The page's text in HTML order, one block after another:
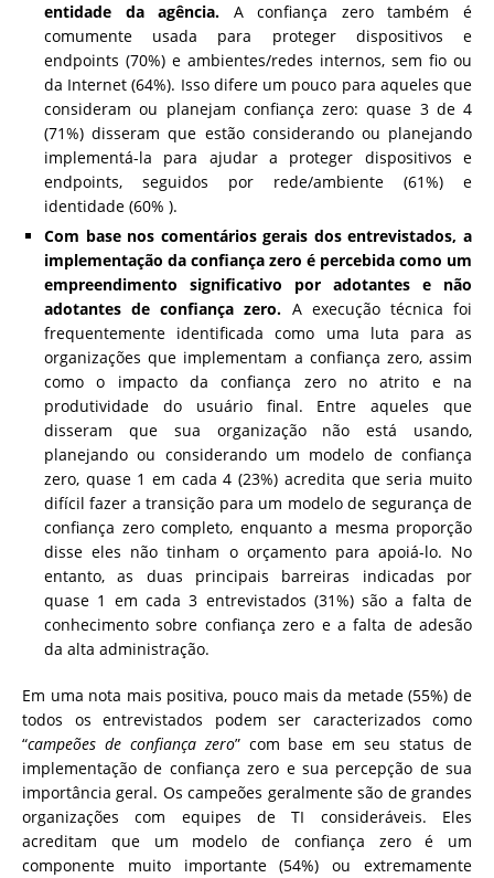
entidade da agência. A confiança zero também é
comumente usada para proteger dispositivos e
endpoints (70%) e ambientes/redes internos, sem fio ou
da Internet (64%). Isso difere um pouco para aqueles que
consideram ou planejam confiança zero: quase 3 de 4
(71%) disseram que estão considerando ou planejando
implementá-la para ajudar a proteger dispositivos e
endpoints, seguidos por rede/ambiente (61%) e
identidade (60% ).
Com base nos comentários gerais dos entrevistados, a
implementação da confiança zero é percebida como um
empreendimento significativo por adotantes e não
adotantes de confiança zero. A execução técnica foi
frequentemente identificada como uma luta para as
organizações que implementam a confiança zero, assim
como o impacto da confiança zero no atrito e na
produtividade do usuário final. Entre aqueles que
disseram que sua organização não está usando,
planejando ou considerando um modelo de confiança
zero, quase 1 em cada 4 (23%) acredita que seria muito
difícil fazer a transição para um modelo de segurança de
confiança zero completo, enquanto a mesma proporção
disse eles não tinham o orçamento para apoiá-lo. No
entanto, as duas principais barreiras indicadas por
quase 1 em cada 3 entrevistados (31%) são a falta de
conhecimento sobre confiança zero e a falta de adesão
da alta administração.
Em uma nota mais positiva, pouco mais da metade (55%) de
todos os entrevistados podem ser caracterizados como
“campeões de confiança zero” com base em seu status de
implementação de confiança zero e sua percepção de sua
importância geral. Os campeões geralmente são de grandes
organizações com equipes de TI consideráveis. Eles
acreditam que um modelo de confiança zero é um
componente muito importante (54%) ou extremamente